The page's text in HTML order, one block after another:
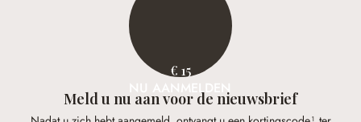
€ 15
NU AANMELDEN
Meld u nu aan voor de nieuwsbrief